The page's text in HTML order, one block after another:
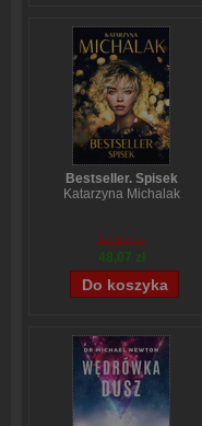
Bestseller. Spisek
Katarzyna Michalak
59,84 zł
48,07 zł